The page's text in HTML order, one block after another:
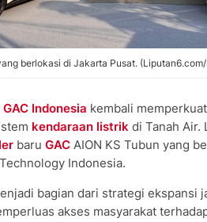
berlokasi di Jakarta Pusat.
GAC Indonesia kembali
kendaraan listrik di Tanah Air.
baru GAC AION KS Tubun yang
Indonesia.
bagian dari strategi ekspansi
akses masyarakat